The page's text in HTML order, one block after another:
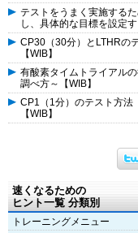
テストをうまく実施する
し、具体的な目標を設定す
CP30（30分）とLTHRの
【WIB】
有酸素タイムトライアル
調べ方～【WIB】
CP1（1分）のテスト方
【WIB】
速くなるための
ヒント一覧 分類別
トレーニングメニュー